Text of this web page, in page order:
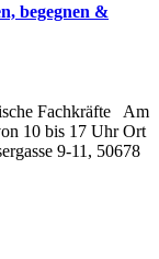
begegnen &
Fachkräfte Am
10 bis 17 Uhr Ort
9-11, 50678